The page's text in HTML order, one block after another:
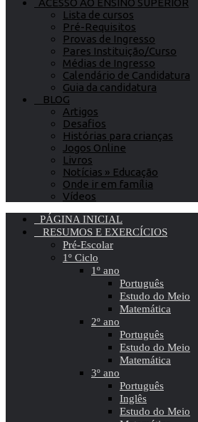
ACESSO AO ENSINO SUPERIOR
Lista de cursos
Pré-Requisitos
Provas de Ingresso
Pares Instituição/Curso
Médias de Ingresso
Calendário de Candidatura
Guia da candidatura
BLOG
Artigos
Desafios
Histórias para crianças
Jogos Online
Livros
Notícias » Educação
Onde ir em família
Vídeos
PÁGINA INICIAL
RESUMOS E EXERCÍCIOS
Pré-Escolar
1º Ciclo
1º ano
Português
Estudo do Meio
Matemática
2º ano
Português
Estudo do Meio
Matemática
3º ano
Português
Inglês
Estudo do Meio